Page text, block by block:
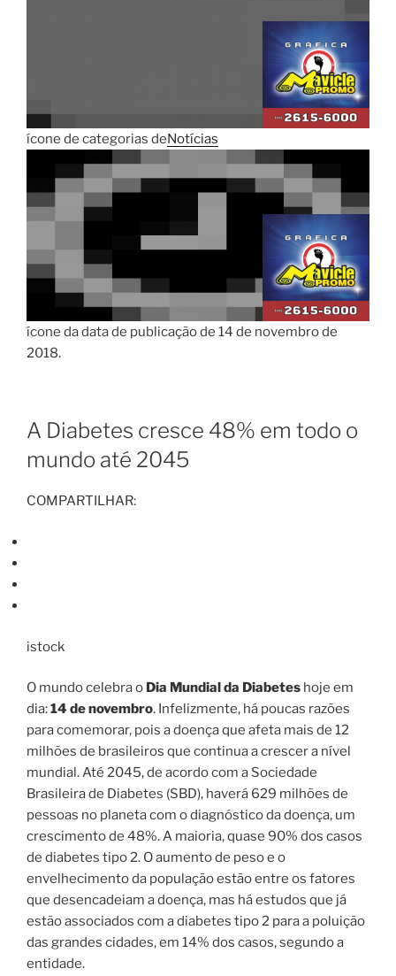
ícone de categorias deNotícias
ícone da data de publicação de 14 de novembro de
2018.
A Diabetes cresce 48% em todo o
mundo até 2045
COMPARTILHAR:
istock
O mundo celebra o Dia Mundial da Diabetes hoje em
dia:14 de novembro. Infelizmente, há poucas razões
para comemorar, pois a doença que afeta mais de 12
milhões de brasileiros que continua a crescer a nível
mundial. Até 2045, de acordo com a Sociedade
Brasileira de Diabetes (SBD), haverá 629 milhões de
pessoas no planeta com o diagnóstico da doença, um
crescimento de 48%. A maioria, quase 90% dos casos
de diabetes tipo 2. O aumento de peso e o
envelhecimento da população estão entre os fatores
que desencadeiam a doença, mas há estudos que já
estão associados com a diabetes tipo 2 para a poluição
das grandes cidades, em 14% dos casos, segundo a
entidade.